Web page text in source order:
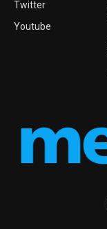
Twitter
Youtube